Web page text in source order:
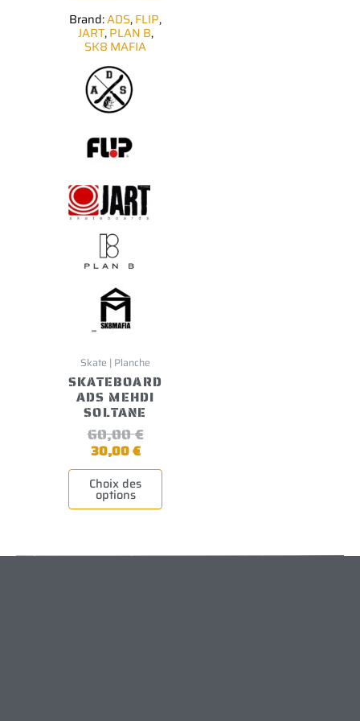
Brand:ADS,FLIP,
JART,PLAN B,
SK8 MAFIA
Skate | Planche
SKATEBOARD
ADS MEHDI
SOLTANE
60,00€
30,00€
Choix des
options
page
du
produit